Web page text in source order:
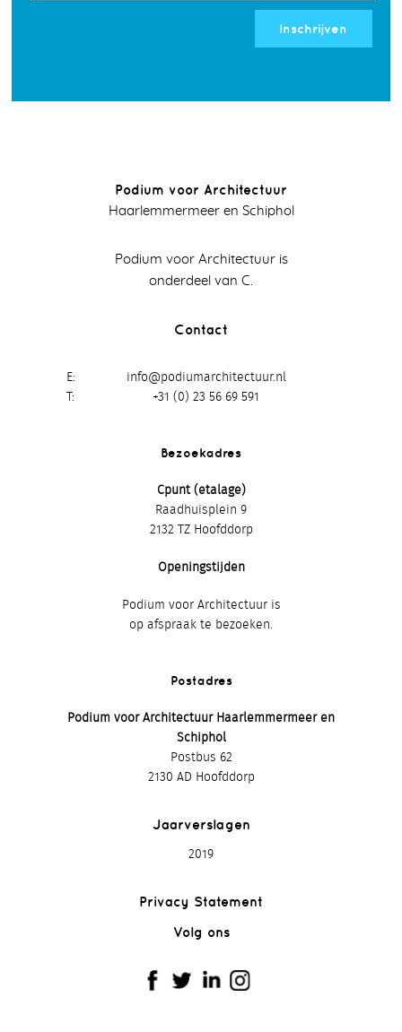
Inschrijven
Podium voor Architectuur
Haarlemmermeer en Schiphol
Podium voor Architectuur is
onderdeel van C.
Contact
E
info@podiumarchitectuur.nl
+31 (0) 23 56 69 591
Bezoekadres
Cpunt (etalage)
Raadhuisplein 9
2132 TZ Hoofddorp
Openingstijden
Podium voor Architectuur is
op afspraak te bezoeken.
Postadres
Podium voor Architectuur Haarlemmermeer en
Schiphol
Postbus 62
2130 AD Hoofddorp
Jaarverslagen
2019
Privacy Statement
Volg ons